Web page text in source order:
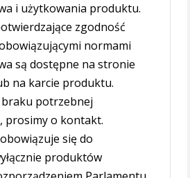
i użytkowania produktu.
zgodność
normami
są dostępne na stronie
na karcie produktu.
potrzebnej
prosimy o kontakt.
się do
produktów